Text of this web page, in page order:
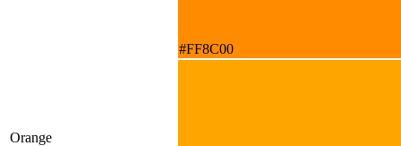
#FF8C00
Orange